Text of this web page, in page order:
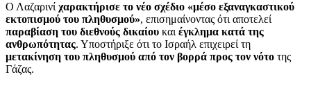
Ο Λαζαρινί χαρακτήρισε το νέο σχέδιο «μέσο εξαναγκαστικού
εκτοπισμού του πληθυσμού», επισημαίνοντας ότι αποτελεί
παραβίαση του διεθνούς δικαίου και έγκλημα κατά της
ανθρωπότητας. Υποστήριξε ότι το Ισραήλ επιχειρεί τη
μετακίνηση του πληθυσμού από τον βορρά προς τον νότο της
Γάζας.